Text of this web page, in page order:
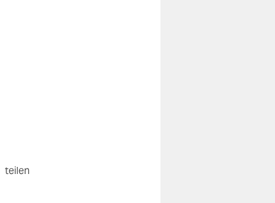
teilen